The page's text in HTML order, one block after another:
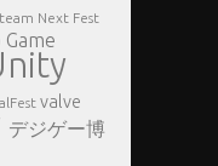
Next Fest
valve
デジゲー博